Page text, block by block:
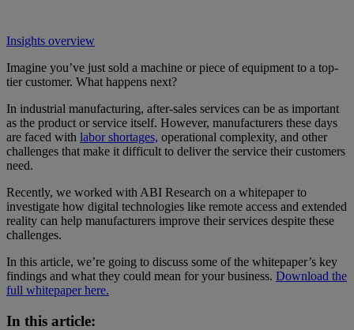
Insights overview
Imagine you’ve just sold a machine or piece of equipment to a top-
tier customer. What happens next?
In industrial manufacturing, after-sales services can be as important
as the product or service itself. However, manufacturers these days
are faced with labor shortages, operational complexity, and other
challenges that make it difficult to deliver the service their customers
need.
Recently, we worked with ABI Research on a whitepaper to
investigate how digital technologies like remote access and extended
reality can help manufacturers improve their services despite these
challenges.
In this article, we’re going to discuss some of the whitepaper’s key
findings and what they could mean for your business. Download the
full whitepaper here.
In this article: